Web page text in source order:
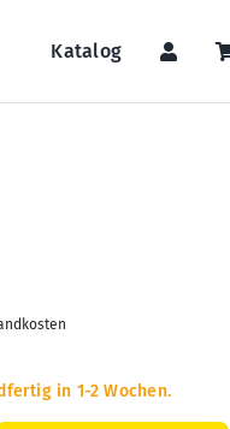
Katalog
in 1-2 Wochen.